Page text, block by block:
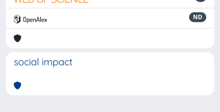
ND
social impact